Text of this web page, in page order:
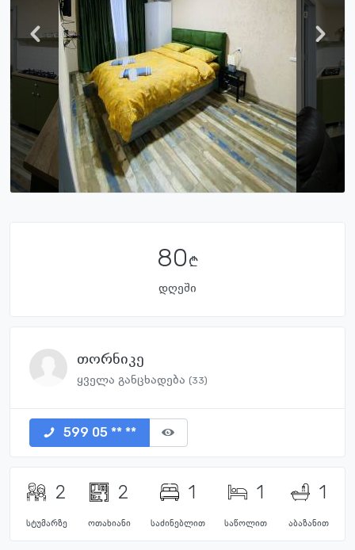
80
დღეში
თორნიკე
ყველა განცხადება (33)
599 05 ** **
2
სტუმარზე
2
ოთახიანი
1
საძინებლით
1
საწოლით
1
აბაზანით